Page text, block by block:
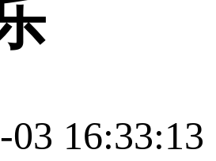
03 16:33:13